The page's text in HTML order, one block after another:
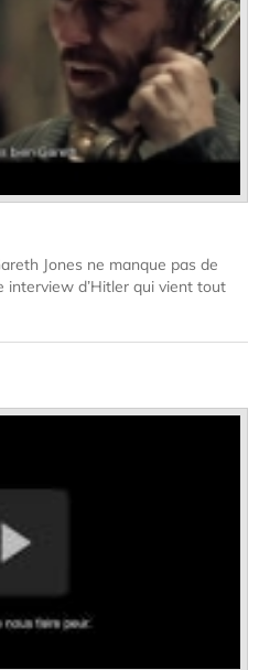
Jones ne manque pas de
interview d’Hitler qui vient tout